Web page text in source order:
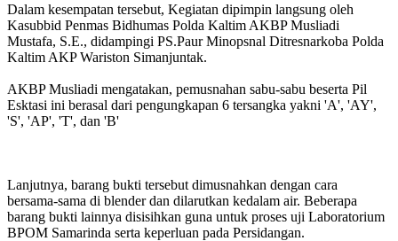
Dalam kesempatan tersebut, Kegiatan dipimpin langsung oleh
Kasubbid Penmas Bidhumas Polda Kaltim AKBP Musliadi
Mustafa, S.E., didampingi PS.Paur Minopsnal Ditresnarkoba Polda
Kaltim AKP Wariston Simanjuntak.
AKBP Musliadi mengatakan, pemusnahan sabu-sabu beserta Pil
Esktasi ini berasal dari pengungkapan 6 tersangka yakni 'A', 'AY',
'S', 'AP', 'T', dan 'B'
Lanjutnya, barang bukti tersebut dimusnahkan dengan cara
bersama-sama di blender dan dilarutkan kedalam air. Beberapa
barang bukti lainnya disisihkan guna untuk proses uji Laboratorium
BPOM Samarinda serta keperluan pada Persidangan.